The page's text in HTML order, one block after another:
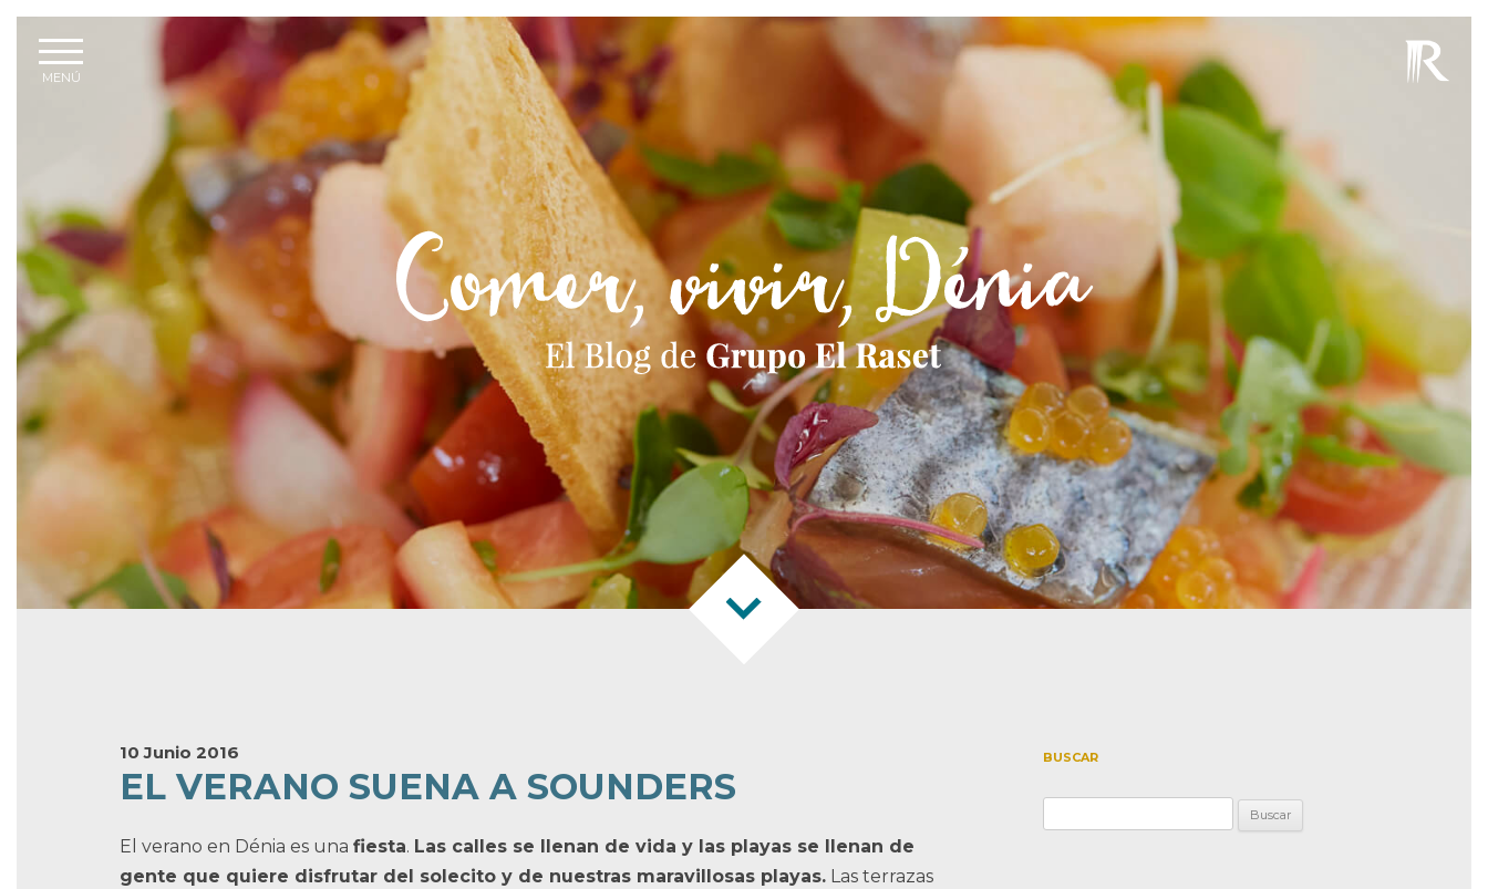
MENÚ
←
VOLVER
10 Junio 2016
EL VERANO SUENA A SOUNDERS
El verano en Dénia es una fiesta. Las calles se llenan de vida y las playas se llenan de
gente que quiere disfrutar del solecito y de nuestras maravillosas playas.Las terrazas
BUSCAR